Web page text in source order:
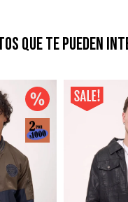
que te pueden